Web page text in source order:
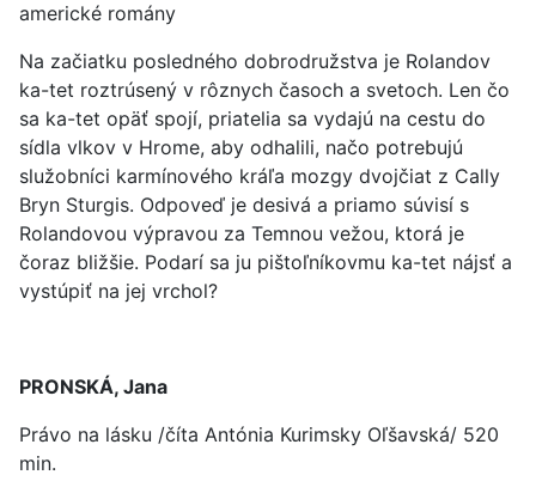
americké romány
Na začiatku posledného dobrodružstva je Rolandov
ka-tet roztrúsený v rôznych časoch a svetoch. Len čo
sa ka-tet opäť spojí, priatelia sa vydajú na cestu do
sídla vlkov v Hrome, aby odhalili, načo potrebujú
služobníci karmínového kráľa mozgy dvojčiat z Cally
Bryn Sturgis. Odpoveď je desivá a priamo súvisí s
Rolandovou výpravou za Temnou vežou, ktorá je
čoraz bližšie. Podarí sa ju pištoľníkovmu ka-tet nájsť a
vystúpiť na jej vrchol?
PRONSKÁ, Jana
Právo na lásku /číta Antónia Kurimsky Oľšavská/ 520
min.